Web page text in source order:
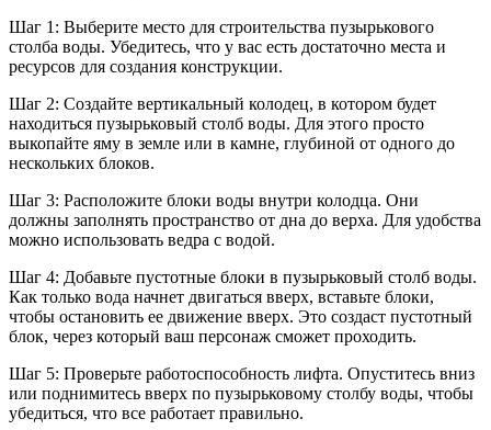
Шаг 1: Выберите место для строительства пузырькового
столба воды. Убедитесь, что у вас есть достаточно места и
ресурсов для создания конструкции.
Шаг 2: Создайте вертикальный колодец, в котором будет
находиться пузырьковый столб воды. Для этого просто
выкопайте яму в земле или в камне, глубиной от одного до
нескольких блоков.
Шаг 3: Расположите блоки воды внутри колодца. Они
должны заполнять пространство от дна до верха. Для удобства
можно использовать ведра с водой.
Шаг 4: Добавьте пустотные блоки в пузырьковый столб воды.
Как только вода начнет двигаться вверх, вставьте блоки,
чтобы остановить ее движение вверх. Это создаст пустотный
блок, через который ваш персонаж сможет проходить.
Шаг 5: Проверьте работоспособность лифта. Опуститесь вниз
или поднимитесь вверх по пузырьковому столбу воды, чтобы
убедиться, что все работает правильно.